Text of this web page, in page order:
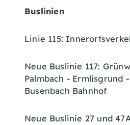
Buslinien
Linie 115:
Neue Buslinie 117:
Palmbach - Ermlisgrund
Busenbach Bahnhof
Neue Buslinie 27 und